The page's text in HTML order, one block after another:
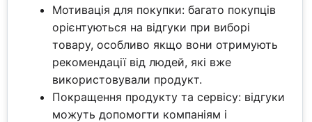
Мотивація для покупки: багато покупців
орієнтуються на відгуки при виборі
товару, особливо якщо вони отримують
рекомендації від людей, які вже
використовували продукт.
Покращення продукту та сервісу: відгуки
можуть допомогти компаніям і